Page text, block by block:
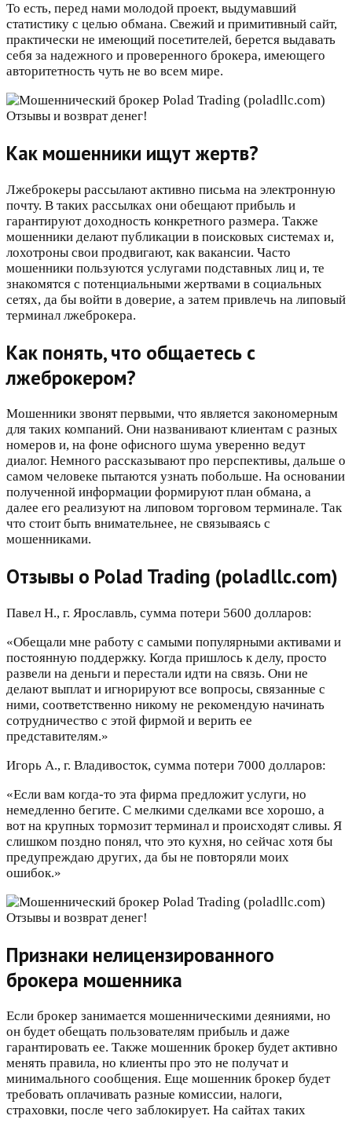
То есть, перед нами молодой проект, выдумавший
статистику с целью обмана. Свежий и примитивный сайт,
практически не имеющий посетителей, берется выдавать
себя за надежного и проверенного брокера, имеющего
авторитетность чуть не во всем мире.
Как мошенники ищут жертв?
Лжеброкеры рассылают активно письма на электронную
почту. В таких рассылках они обещают прибыль и
гарантируют доходность конкретного размера. Также
мошенники делают публикации в поисковых системах и,
лохотроны свои продвигают, как вакансии. Часто
мошенники пользуются услугами подставных лиц и, те
знакомятся с потенциальными жертвами в социальных
сетях, да бы войти в доверие, а затем привлечь на липовый
терминал лжеброкера.
Как понять, что общаетесь с
лжеброкером?
Мошенники звонят первыми, что является закономерным
для таких компаний. Они названивают клиентам с разных
номеров и, на фоне офисного шума уверенно ведут
диалог. Немного рассказывают про перспективы, дальше о
самом человеке пытаются узнать побольше. На основании
полученной информации формируют план обмана, а
далее его реализуют на липовом торговом терминале. Так
что стоит быть внимательнее, не связываясь с
мошенниками.
Отзывы о Polad Trading (poladllc.com)
Павел Н., г. Ярославль, сумма потери 5600 долларов:
«Обещали мне работу с самыми популярными активами и
постоянную поддержку. Когда пришлось к делу, просто
развели на деньги и перестали идти на связь. Они не
делают выплат и игнорируют все вопросы, связанные с
ними, соответственно никому не рекомендую начинать
сотрудничество с этой фирмой и верить ее
представителям.»
Игорь А., г. Владивосток, сумма потери 7000 долларов:
«Если вам когда-то эта фирма предложит услуги, но
немедленно бегите. С мелкими сделками все хорошо, а
вот на крупных тормозит терминал и происходят сливы. Я
слишком поздно понял, что это кухня, но сейчас хотя бы
предупреждаю других, да бы не повторяли моих
ошибок.»
Признаки нелицензированного
брокера мошенника
Если брокер занимается мошенническими деяниями, но
он будет обещать пользователям прибыль и даже
гарантировать ее. Также мошенник брокер будет активно
менять правила, но клиенты про это не получат и
минимального сообщения. Еще мошенник брокер будет
требовать оплачивать разные комиссии, налоги,
страховки, после чего заблокирует. На сайтах таких